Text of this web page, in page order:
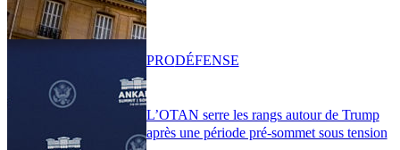
L’OTAN serre les rangs autour de Trump
après une période pré-sommet sous tension
PRODÉFENSE